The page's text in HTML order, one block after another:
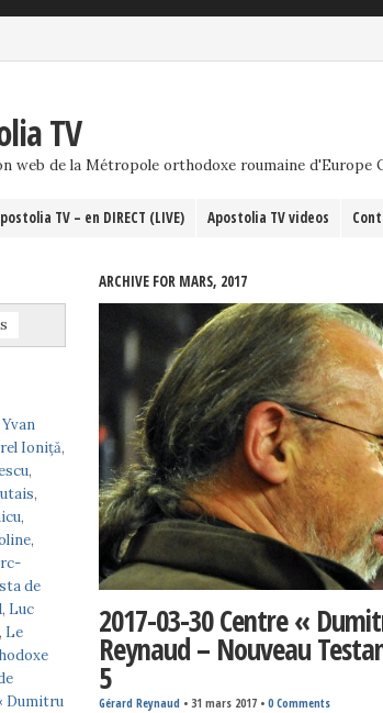
TV
web de la Métropole orthodoxe roumaine d'Europe
TV – en DIRECT (LIVE) Apostolia TV videos
ARCHIVE FOR MARS, 2017
2017-03-30 Centre «
Reynaud – Nouveau
5
Gérard Reynaud •31 mars 2017 •0 Comments
Yvan
Ioniță,
,
,
,
,
de
, Luc
, Le
Dumitru